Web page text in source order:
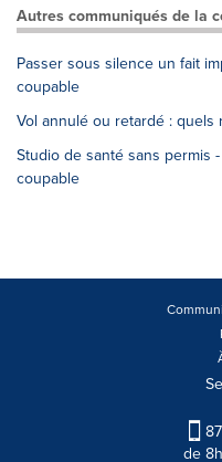
Autres communiqués de la
Passer sous silence un fait
coupable
Vol annulé ou retardé : quels
Studio de santé sans permis
coupable
de